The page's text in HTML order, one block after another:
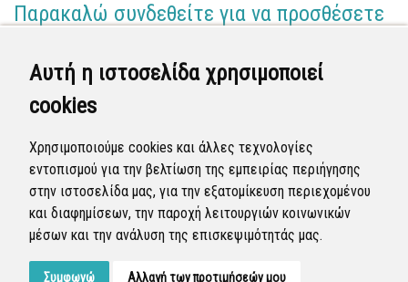
Αυτή η ιστοσελίδα χρησιμοποιεί
cookies
Χρησιμοποιούμε cookies και άλλες τεχνολογίες
εντοπισμού για την βελτίωση της εμπειρίας περιήγησης
στην ιστοσελίδα μας, για την εξατομίκευση περιεχομένου
και διαφημίσεων, την παροχή λειτουργιών κοινωνικών
μέσων και την ανάλυση της επισκεψιμότητάς μας.
Συμφωνώ Αλλαγή των προτιμήσεών μου
Παρακαλώ συνδεθείτε για να προσθέσετε
(Επόπτης)
12 Ιουν 2023 - 11:44
Ολοκληρώθηκε η διεκπεραίωση της αναφοράς από
τον Δήμο.